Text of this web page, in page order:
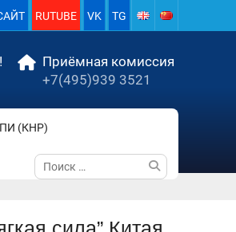
RUTUBE VK TG
Приёмная комиссия
+7(495)939 3521
(КНР)
Поиск
по: